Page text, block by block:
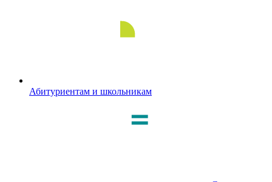
Абитуриентам и школьникам